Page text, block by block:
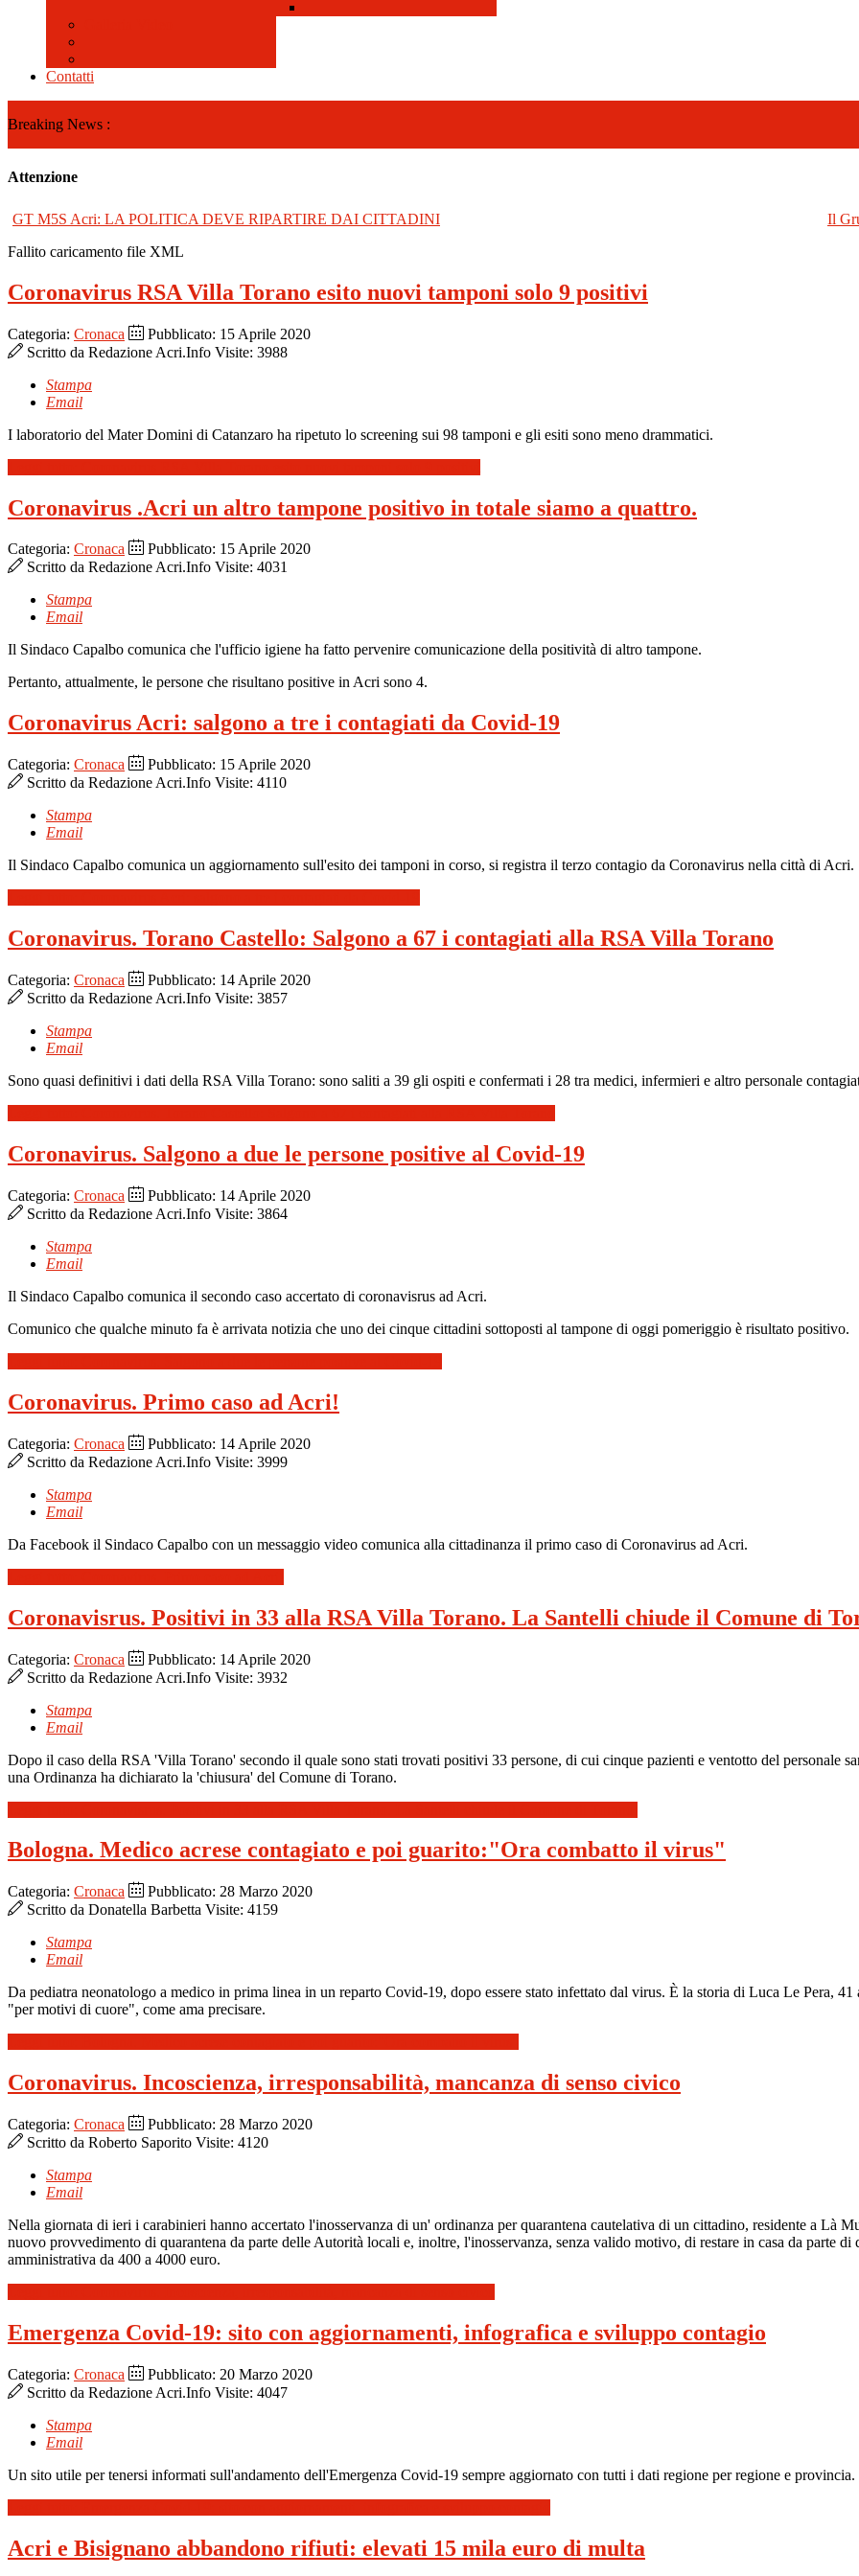
Contatti
Breaking News :
GT M5S Acri: LA POLITICA DEVE RIPARTIRE DAI CITTADINI Il
Attenzione
Fallito caricamento file XML
Coronavirus RSA Villa Torano esito nuovi tamponi solo 9 positivi
Categoria: Cronaca
Pubblicato: 15 Aprile 2020
Scritto da Redazione Acri.Info Visite: 3988
Stampa
Email
I laboratorio del Mater Domini di Catanzaro ha ripetuto lo screening sui 98 tamponi e gli esiti sono meno drammatici.
Coronavirus .Acri un altro tampone positivo in totale siamo a quattro.
Categoria: Cronaca
Pubblicato: 15 Aprile 2020
Scritto da Redazione Acri.Info Visite: 4031
Stampa
Email
Il Sindaco Capalbo comunica che l'ufficio igiene ha fatto pervenire comunicazione della positività di altro tampone.
Pertanto, attualmente, le persone che risultano positive in Acri sono 4.
Coronavirus Acri: salgono a tre i contagiati da Covid-19
Categoria: Cronaca
Pubblicato: 15 Aprile 2020
Scritto da Redazione Acri.Info Visite: 4110
Stampa
Email
Il Sindaco Capalbo comunica un aggiornamento sull'esito dei tamponi in corso, si registra il terzo contagio da Coronavirus nella città di Acri.
Coronavirus. Torano Castello: Salgono a 67 i contagiati alla RSA Villa Torano
Categoria: Cronaca
Pubblicato: 14 Aprile 2020
Scritto da Redazione Acri.Info Visite: 3857
Stampa
Email
Sono quasi definitivi i dati della RSA Villa Torano: sono saliti a 39 gli ospiti e confermati i 28 tra medici, infermieri e altro personale
Coronavirus. Salgono a due le persone positive al Covid-19
Categoria: Cronaca
Pubblicato: 14 Aprile 2020
Scritto da Redazione Acri.Info Visite: 3864
Stampa
Email
Il Sindaco Capalbo comunica il secondo caso accertato di coronavisrus ad Acri.
Comunico che qualche minuto fa è arrivata notizia che uno dei cinque cittadini sottoposti al tampone di oggi pomeriggio è risultato positivo.
Coronavirus. Primo caso ad Acri!
Categoria: Cronaca
Pubblicato: 14 Aprile 2020
Scritto da Redazione Acri.Info Visite: 3999
Stampa
Email
Da Facebook il Sindaco Capalbo con un messaggio video comunica alla cittadinanza il primo caso di Coronavirus ad Acri.
Coronavisrus. Positivi in 33 alla RSA Villa Torano. La Santelli chiude il Comune di
Categoria: Cronaca
Pubblicato: 14 Aprile 2020
Scritto da Redazione Acri.Info Visite: 3932
Stampa
Email
Dopo il caso della RSA 'Villa Torano' secondo il quale sono stati trovati positivi 33 persone, di cui cinque pazienti e ventotto del personale
una Ordinanza ha dichiarato la 'chiusura' del Comune di Torano.
Bologna. Medico acrese contagiato e poi guarito:"Ora combatto il virus"
Categoria: Cronaca
Pubblicato: 28 Marzo 2020
Scritto da Donatella Barbetta Visite: 4159
Stampa
Email
Da pediatra neonatologo a medico in prima linea in un reparto Covid-19, dopo essere stato infettato dal virus. È la storia di Luca Le Pera,
"per motivi di cuore", come ama precisare.
Coronavirus. Incoscienza, irresponsabilità, mancanza di senso civico
Categoria: Cronaca
Pubblicato: 28 Marzo 2020
Scritto da Roberto Saporito Visite: 4120
Stampa
Email
Nella giornata di ieri i carabinieri hanno accertato l'inosservanza di un' ordinanza per quarantena cautelativa di un cittadino, residente a Là
nuovo provvedimento di quarantena da parte delle Autorità locali e, inoltre, l'inosservanza, senza valido motivo, di restare in casa da parte
amministrativa da 400 a 4000 euro.
Emergenza Covid-19: sito con aggiornamenti, infografica e sviluppo contagio
Categoria: Cronaca
Pubblicato: 20 Marzo 2020
Scritto da Redazione Acri.Info Visite: 4047
Stampa
Email
Un sito utile per tenersi informati sull'andamento dell'Emergenza Covid-19 sempre aggiornato con tutti i dati regione per regione e provincia.
Acri e Bisignano abbandono rifiuti: elevati 15 mila euro di multa